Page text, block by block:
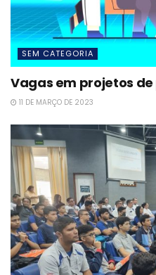
SEM CATEGORIA
Vagas em projetos
11 DE MARÇO DE 2023